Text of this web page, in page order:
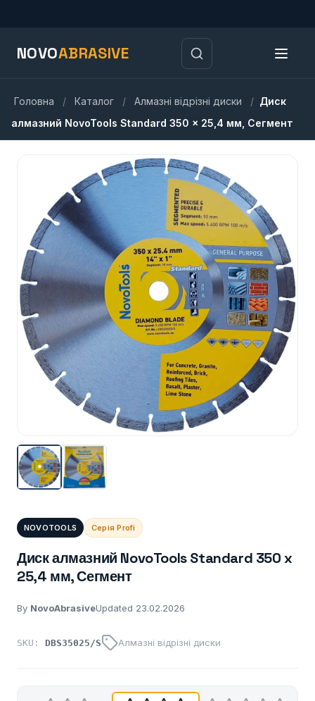
NOVOABRASIVE
Головна / Каталог / Алмазні відрізні диски / Диск
алмазний NovoTools Standard 350 x 25,4 мм, Сегмент
NOVOTOOLS Серія Profi
Диск алмазний NovoTools Standard 350 x
25,4 мм, Сегмент
By NovoAbrasiveUpdated 23.02.2026
SKU: DBS35025/S Алмазні відрізні диски